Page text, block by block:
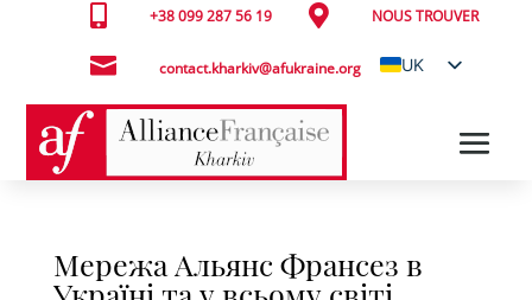
 +38 099 287 56 19  NOUS TROUVER
 contact.kharkiv@afukraine.org
UK
Мережа Альянс Франсез в